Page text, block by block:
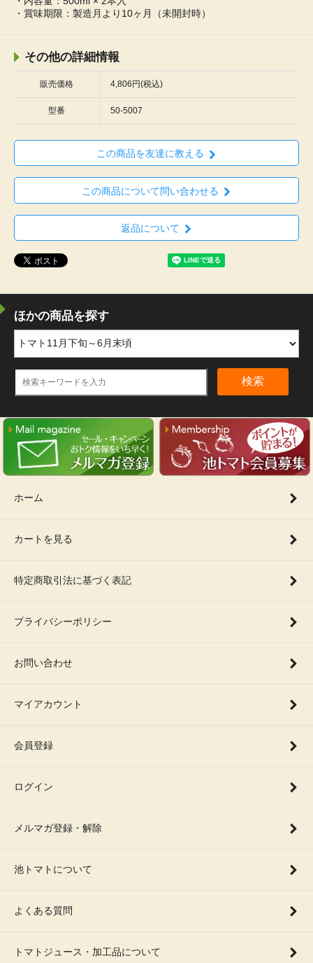
・賞味期限：製造月より10ヶ月（未開封時）
その他の詳細情報
販売価格 4,806円(税込)
型番 50-5007
この商品を友達に教える
この商品について問い合わせる
返品について
ほかの商品を探す
検索
ホーム
カートを見る
特定商取引法に基づく表記
プライバシーポリシー
お問い合わせ
マイアカウント
会員登録
ログイン
メルマガ登録・解除
池トマトについて
よくある質問
トマトジュース・加工品について